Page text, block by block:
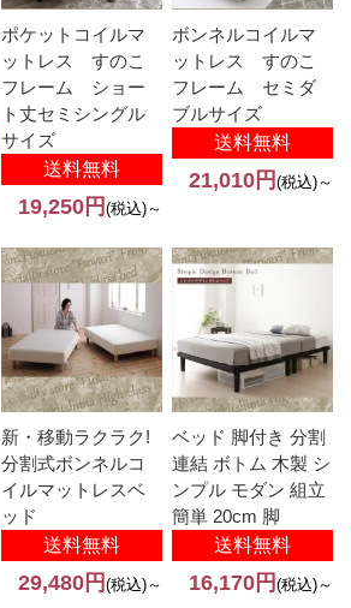
ポケットコイルマ
ットレス すのこ
フレーム ショー
ト丈セミシングル
送料無料
19,250円 (税込)～
ボンネルコイルマ
ットレス すのこ
フレーム セミダ
送料無料
21,010円 (税込)～
新・移動ラクラク!
分割式ボンネルコ
イルマットレスベ
送料無料
29,480円 (税込)～
ベッド 脚付き 分割
連結 ボトム 木製 シ
ンプル モダン 組立
送料無料
16,170円 (税込)～